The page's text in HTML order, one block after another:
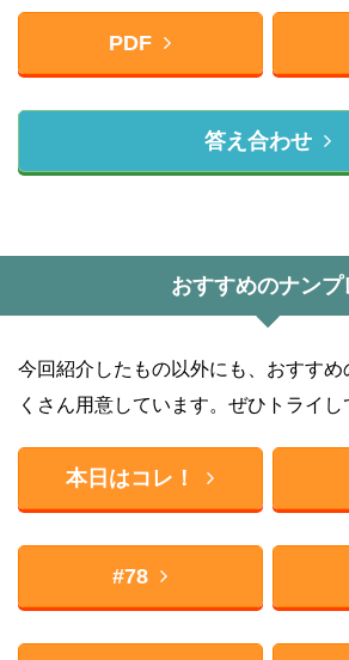
PDF
答え合わせ
おすすめのナンプ
今回紹介したもの以外にも、おすすめ
くさん用意しています。ぜひトライし
本日はコレ！
#78